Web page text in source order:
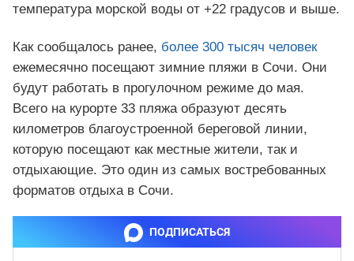
температура морской воды от +22 градусов и выше.
Как сообщалось ранее, более 300 тысяч человек
ежемесячно посещают зимние пляжи в Сочи. Они
будут работать в прогулочном режиме до мая.
Всего на курорте 33 пляжа образуют десять
километров благоустроенной береговой линии,
которую посещают как местные жители, так и
отдыхающие. Это один из самых востребованных
форматов отдыха в Сочи.
ПОДПИСАТЬСЯ